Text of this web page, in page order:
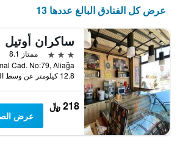
عرض كل الفنادق البالغ عددها 13
ساكران أوتيل
3 نجوم
ممتاز 8.1
12.8 كيلومتر عن وسط المدينة
218 ﷼
عرض